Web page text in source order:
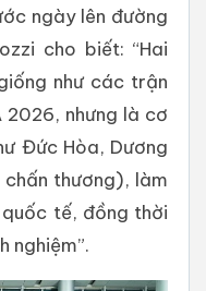
ngày lên đường
cho biết: “Hai
như các trận
nhưng là cơ
Đức Hòa, Dương
thương), làm
tế, đồng thời
nghiệm”.